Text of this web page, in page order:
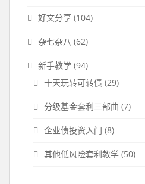
好文分享 (104)
杂七杂八 (62)
新手教学 (94)
十天玩转可转债 (29)
分级基金套利三部曲 (7)
企业债投资入门 (8)
其他低风险套利教学 (50)